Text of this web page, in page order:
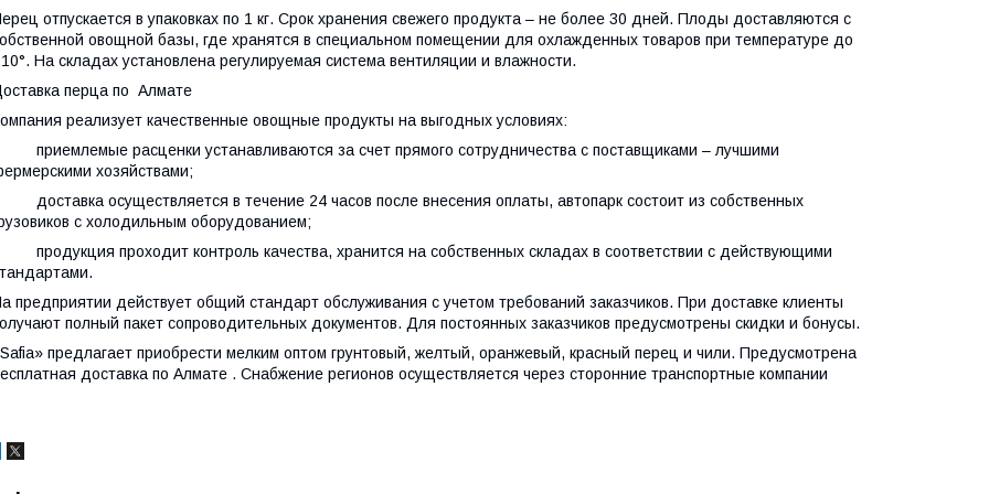
отпускается в упаковках по 1 кг. Срок хранения свежего продукта – не более 30 дней. Плоды доставляются с
овощной базы, где хранятся в специальном помещении для охлажденных товаров при температуре до
На складах установлена регулируемая система вентиляции и влажности.
перца по Алмате
реализует качественные овощные продукты на выгодных условиях:
приемлемые расценки устанавливаются за счет прямого сотрудничества с поставщиками – лучшими
хозяйствами;
доставка осуществляется в течение 24 часов после внесения оплаты, автопарк состоит из собственных
с холодильным оборудованием;
продукция проходит контроль качества, хранится на собственных складах в соответствии с действующими
предприятии действует общий стандарт обслуживания с учетом требований заказчиков. При доставке клиенты
полный пакет сопроводительных документов. Для постоянных заказчиков предусмотрены скидки и бонусы.
предлагает приобрести мелким оптом грунтовый, желтый, оранжевый, красный перец и чили. Предусмотрена
доставка по Алмате . Снабжение регионов осуществляется через сторонние транспортные компании